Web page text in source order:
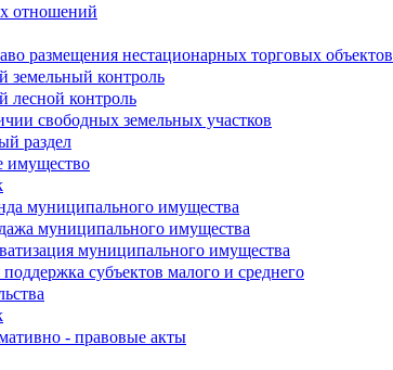
отношений
размещения нестационарных торговых объектов
контроль
контроль
свободных земельных участков
раздел
имущество
муниципального имущества
муниципального имущества
муниципального имущества
субъектов малого и среднего
- правовые акты